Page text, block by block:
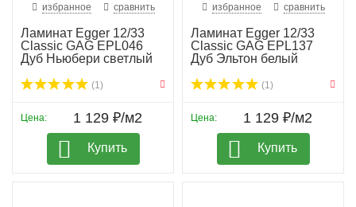
избранное сравнить
Ламинат Egger 12/33
Classic GAG EPL046
Дуб Ньюбери светлый
(1)
Цена: 1 129 ₽/м2
Купить
избранное сравнить
Ламинат Egger 12/33
Classic GAG EPL137
Дуб Эльтон белый
(1)
Цена: 1 129 ₽/м2
Купить